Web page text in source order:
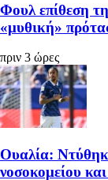
Φουλ επίθεση
«μυθική»
πριν 3 ώρες
Ουαλία:
νοσοκομείου